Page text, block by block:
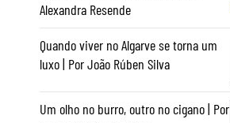
Alexandra Resende
Quando viver no Algarve se torna um
luxo | Por João Rúben Silva
Um olho no burro, outro no cigano | Por